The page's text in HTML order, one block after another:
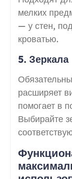
мелких
— у стен,
кроватью.
5. Зеркала
расширяет
помогает в
Выбирайте